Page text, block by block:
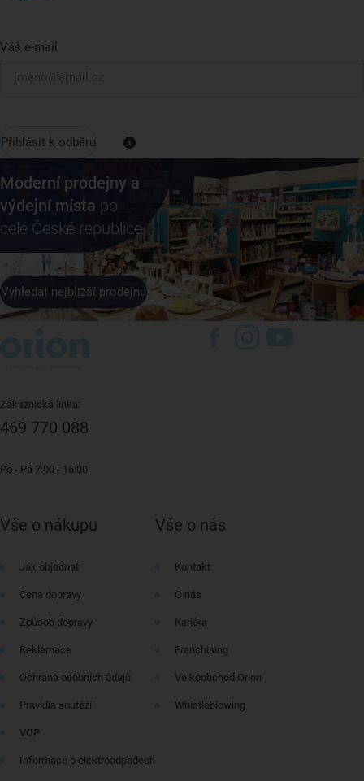
Váš e-mail
Přihlásit k odběru
Moderní prodejny a
výdejní místa po
celé České republice
Vyhledat nejbližší prodejnu
Zákaznická linka:
469 770 088
Po - Pá 7:00 - 16:00
Vše o nákupu
Jak objednat
Cena dopravy
Způsob dopravy
Reklamace
Ochrana osobních údajů
Pravidla soutěží
VOP
Informace o elektroodpadech
Vše o nás
Kontakt
O nás
Kariéra
Franchising
Velkoobchod Orion
Whistleblowing